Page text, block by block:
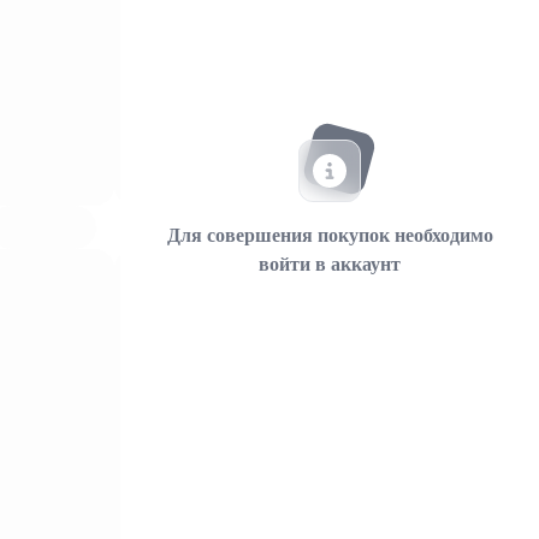
Для совершения покупок необходимо
войти в аккаунт